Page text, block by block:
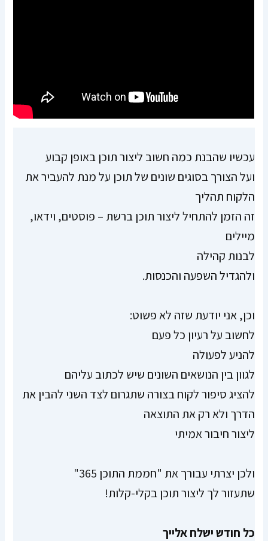
עכשיו שהבנת כמה חשוב ליצור תוכן באופן קבוע
ועל הצורך בסוגים שונים של תוכן על מנת להעביר את
הלקוח תהליך
זה הזמן להתחיל ליצור תוכן ברשת – פוסטים, וידאו,
מיילים
לבנות קהילה
ולהגדיל השפעה והכנסות.
וכן, אני יודעת שזה לא פשוט:
לחשוב על רעיון כל פעם
להניע לפעולה
לגוון בין הנושאים השונים שיש לכתוב עליהם
להציג סיפור לקוח בצורה שתגרום לצד השני להבין את
הדרך ולא רק את התוצאה
ליצור חיבור אמיתי
ולכן יצרתי עבורך את "חממת התוכן 365"
שתעזור לך ליצור תוכן בקלי-קלות!
כל חודש ישלח אלייך